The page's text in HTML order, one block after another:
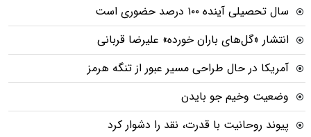
سال تحصیلی آینده ۱۰۰ درصد حضوری است
انتشار «گل‌های باران خورده» علیرضا قربانی
آمریکا در حال طراحی مسیر عبور از تنگه هرمز
وضعیت وخیم جو بایدن
پیوند روحانیت با قدرت، نقد را دشوار کرد